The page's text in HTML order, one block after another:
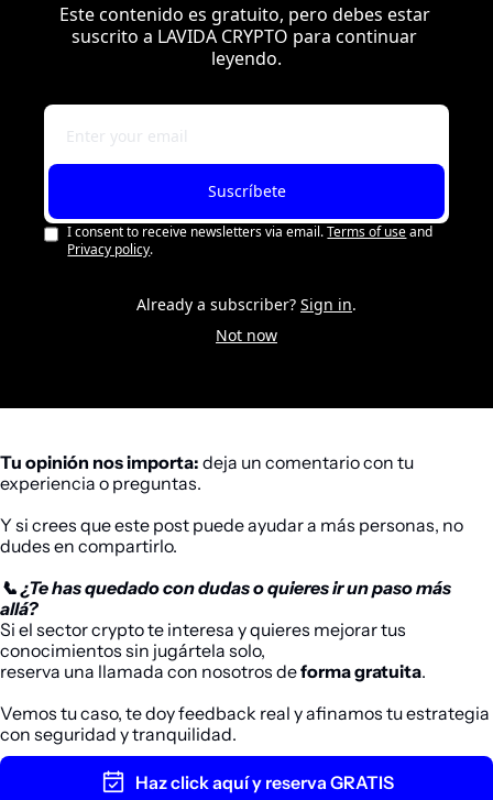
Este contenido es gratuito, pero debes estar
suscrito a LAVIDA CRYPTO para continuar
leyendo.
Suscríbete
I consent to receive newsletters via email. Terms of use and
Privacy policy.
Already a subscriber? Sign in.
Not now
Tu opinión nos importa: deja un comentario con tu
experiencia o preguntas.
Y si crees que este post puede ayudar a más personas, no
dudes en compartirlo.
📞 ¿Te has quedado con dudas o quieres ir un paso más
allá?
Si el sector crypto te interesa y quieres mejorar tus
conocimientos sin jugártela solo,
reserva una llamada con nosotros de forma gratuita.
Vemos tu caso, te doy feedback real y afinamos tu estrategia
con seguridad y tranquilidad.
Haz click aquí y reserva GRATIS